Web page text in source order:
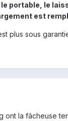
portable, le
est
plus sous
ont la fâcheuse